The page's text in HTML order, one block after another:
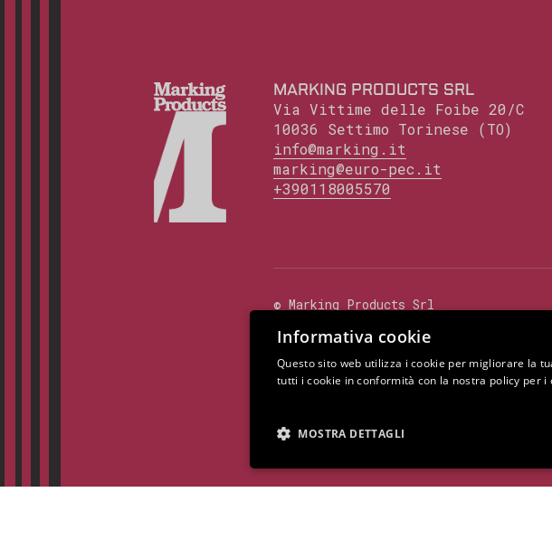
MARKING PRODUCTS SRL
Via Vittime delle Foibe 20/C
10036 Settimo Torinese (TO)
info@marking.it
marking@euro-pec.it
+390118005570
©Marking Products Srl
Google.
Informativa cookie
Questo sito web utilizza i cookie per migliorare la
tutti i cookie in conformità con la nostra policy per i
MOSTRA DETTAGLI